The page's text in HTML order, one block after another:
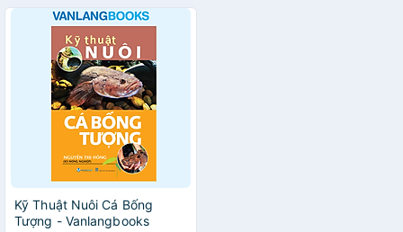
Kỹ Thuật Nuôi Cá Bống
Tượng - Vanlangbooks